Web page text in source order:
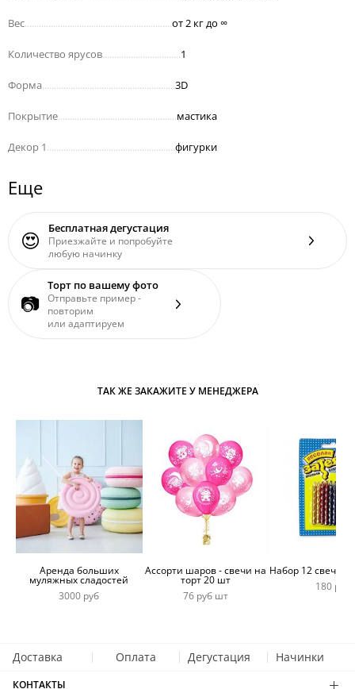
Вес от 2 кг до ∞
Количество ярусов 1
Форма 3D
Покрытие мастика
Декор 1 фигурки
Еще
😍 Бесплатная дегустация
Приезжайте и попробуйте
любую начинку
📷
Торт по вашему фото
Отправьте пример -
повторим
или адаптируем
ТАК ЖЕ ЗАКАЖИТЕ У МЕНЕДЖЕРА
Аренда больших
муляжных сладостей
3000 руб
Ассорти шаров - свечи на
торт 20 шт
76 руб шт
Набор 12 свечей
180 руб
Доставка Оплата Дегустация Начинки
КОНТАКТЫ